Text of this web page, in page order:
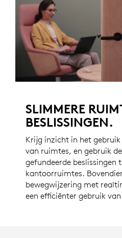
SLIMMERE
BESLISSINGEN.
Krijg inzicht in het
van ruimtes, en gebruik
gefundeerde beslissingen
kantoorruimtes.
bewegwijzering met
een efficiënter gebruik